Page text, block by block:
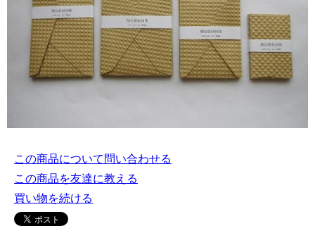
この商品について問い合わせる
この商品を友達に教える
買い物を続ける